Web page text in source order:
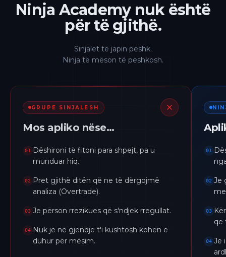
Ninja Academy nuk është
për të gjithë.
Sinjalet të japin peshk.
Ninja të mëson të peshkosh.
GRUPE SINJALESH
Mos apliko nëse…
01
Dëshironi të fitoni para shpejt, pa u
munduar hiq.
02
Pret gjithë ditën që ne të dërgojmë
analiza (Overtrade).
03 Je përson rrezikues që s'ndjek rregullat.
04 Nuk je në gjendje t'i kushtosh kohën e
duhur për mësim.
01
02 Je
03
që
04 Je